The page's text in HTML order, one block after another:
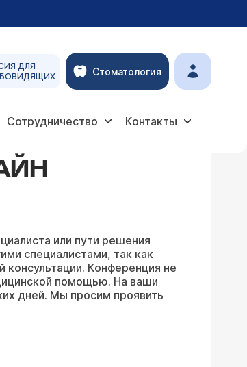
ДЛЯ
Стоматология
Сотрудничество Контакты
или пути решения
специалистами, так как
Конференция не
помощью. На ваши
дней. Мы просим проявить